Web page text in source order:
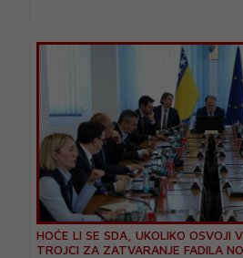
HOĆE LI SE SDA, UKOLIKO OSVOJI
TROJCI ZA ZATVARANJE FADILA